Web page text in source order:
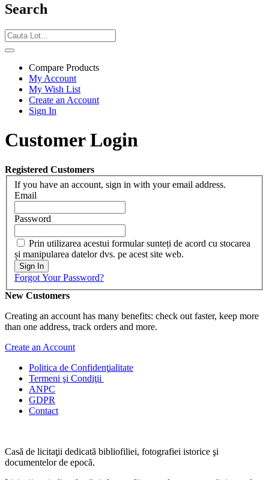
Search
Compare Products
My Account
My Wish List
Create an Account
Sign In
Customer Login
Registered Customers
If you have an account, sign in with your email address.
Email
Password
Prin utilizarea acestui formular sunteți de acord cu stocarea
și manipularea datelor dvs. pe acest site web.
Sign In
Forgot Your Password?
New Customers
Creating an account has many benefits: check out faster, keep more
than one address, track orders and more.
Create an Account
Politica de Confidenţialitate
Termeni şi Condiţii
ANPC
GDPR
Contact
Casă de licitaţii dedicată bibliofiliei, fotografiei istorice şi
documentelor de epocă.